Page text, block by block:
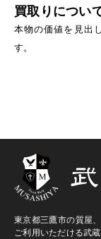
買取りについ
本物の価値を見出
す。
東京都三鷹市の質屋
ご利用いただける武